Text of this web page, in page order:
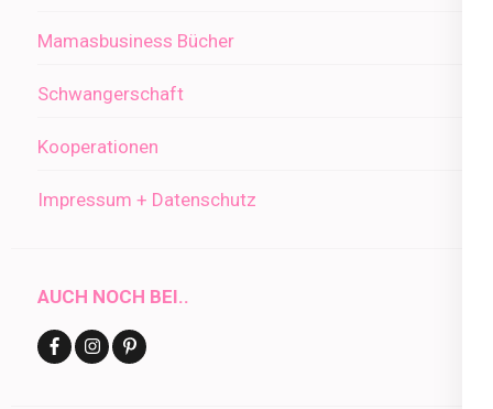
Mamasbusiness Bücher
Schwangerschaft
Kooperationen
Impressum + Datenschutz
AUCH NOCH BEI..